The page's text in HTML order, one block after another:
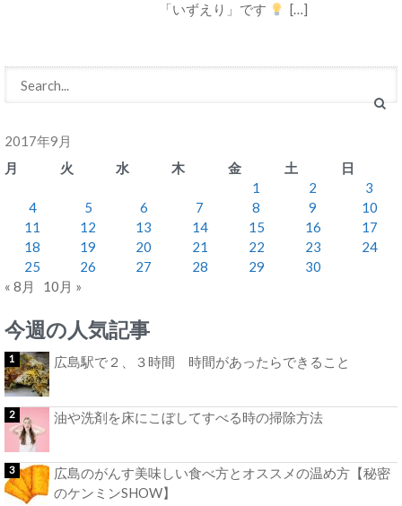
「いずえり」です
[…]
2017年9月
月
火 水 木 金 土
日
1
2
3
4
5 6 7 8 9
10
11
12 13 14 15 16
17
18
19 20 21 22 23
24
25
26 27 28 29
30
« 8月
10月 »
今週の人気記事
広島駅で２、３時間 時間があったらできること
油や洗剤を床にこぼしてすべる時の掃除方法
広島のがんす美味しい食べ方とオススメの温め方【秘密
のケンミンSHOW】